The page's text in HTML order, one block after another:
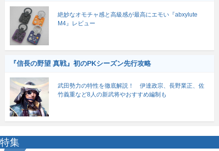
絶妙なオモチャ感と高級感が最高にエモい『abxylute
M4』レビュー
『信長の野望 真戦』初のPKシーズン先行攻略
武田勢力の特性を徹底解説！ 伊達政宗、長野業正、佐
竹義重など8人の新武将やおすすめ編制も
特集